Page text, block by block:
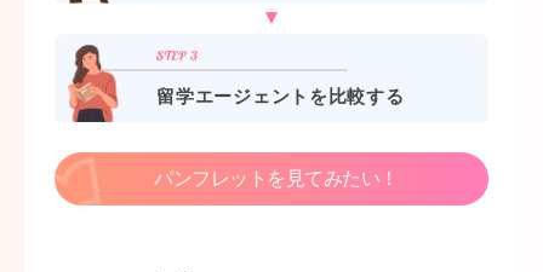
留学エージェントを比較する
パンフレットを見てみたい！